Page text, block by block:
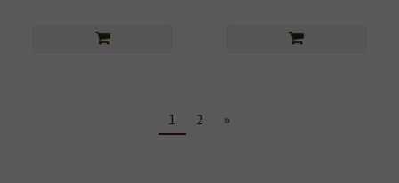
1 2 »